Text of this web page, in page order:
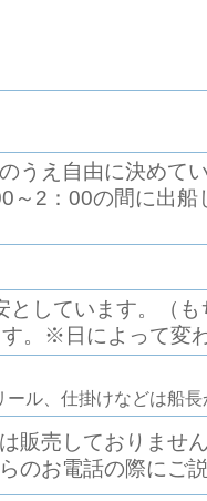
うえ自由に決めて
2：00の間に出船
としています。（
。※日によって変
ール、仕掛けなどは船
販売しておりませ
のお電話の際にご